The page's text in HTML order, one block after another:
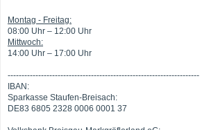
Montag - Freitag:
08:00 Uhr – 12:00 Uhr
Mittwoch:
14:00 Uhr – 17:00 Uhr
---------------------------------------------------------------------
IBAN:
Sparkasse Staufen-Breisach:
DE83 6805 2328 0006 0001 37